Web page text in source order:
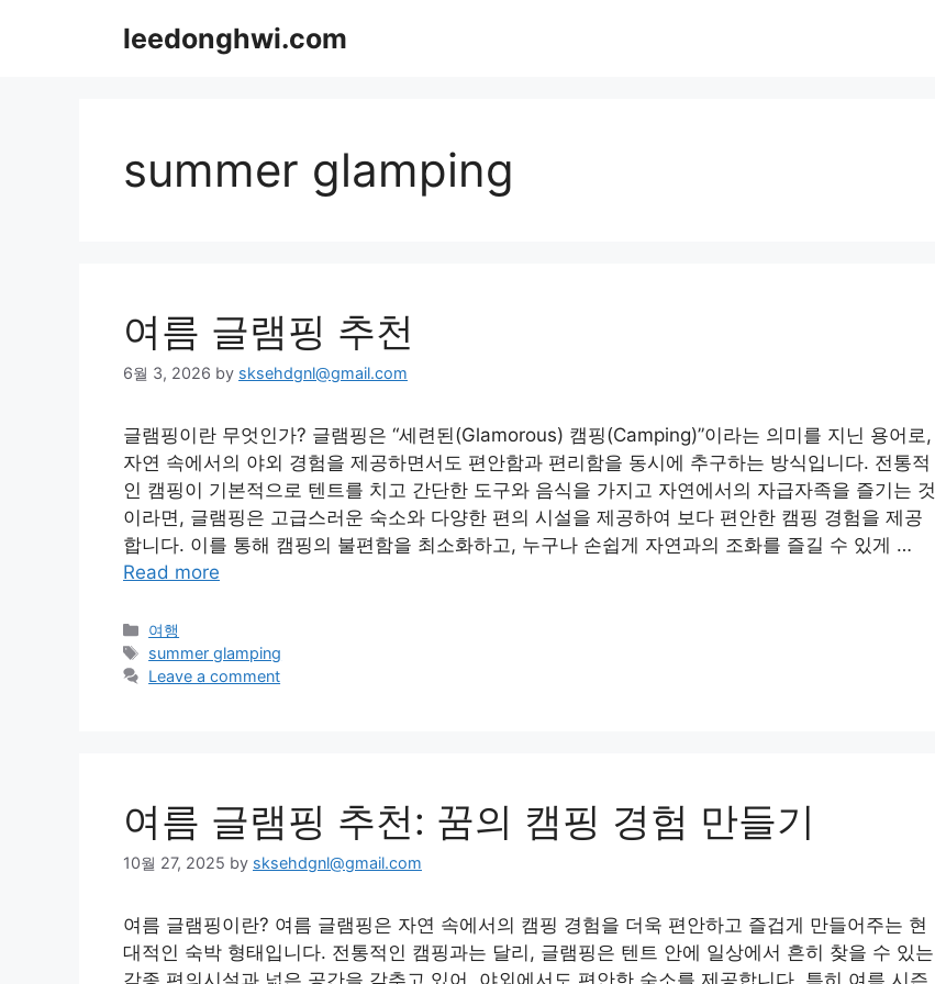
leedonghwi.com
summer glamping
여름 글램핑 추천
6월 3, 2026 by sksehdgnl@gmail.com
글램핑이란 무엇인가? 글램핑은 “세련된(Glamorous) 캠핑(Camping)”이라는 의미를 지닌 용어로,
자연 속에서의 야외 경험을 제공하면서도 편안함과 편리함을 동시에 추구하는 방식입니다. 전통적
인 캠핑이 기본적으로 텐트를 치고 간단한 도구와 음식을 가지고 자연에서의 자급자족을 즐기는 것
이라면, 글램핑은 고급스러운 숙소와 다양한 편의 시설을 제공하여 보다 편안한 캠핑 경험을 제공
합니다. 이를 통해 캠핑의 불편함을 최소화하고, 누구나 손쉽게 자연과의 조화를 즐길 수 있게 …
Read more
Categories
여행
Tags
summer glamping
Leave a comment
여름 글램핑 추천: 꿈의 캠핑 경험 만들기
10월 27, 2025 by sksehdgnl@gmail.com
여름 글램핑이란? 여름 글램핑은 자연 속에서의 캠핑 경험을 더욱 편안하고 즐겁게 만들어주는 현
대적인 숙박 형태입니다. 전통적인 캠핑과는 달리, 글램핑은 텐트 안에 일상에서 흔히 찾을 수 있는